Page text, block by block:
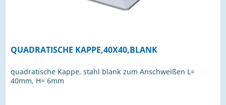
QUADRATISCHE KAPPE,40X40,BLANK
quadratische Kappe, stahl blank zum Anschweißen L=
40mm, H= 6mm